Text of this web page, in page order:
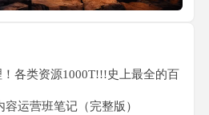
各类资源1000T!!!史上最全的百
运营班笔记（完整版）